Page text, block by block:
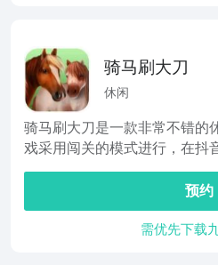
骑马刷大刀
休闲
骑马刷大刀是一款非常不错的
戏采用闯关的模式进行，在抖
预约
需优先下载